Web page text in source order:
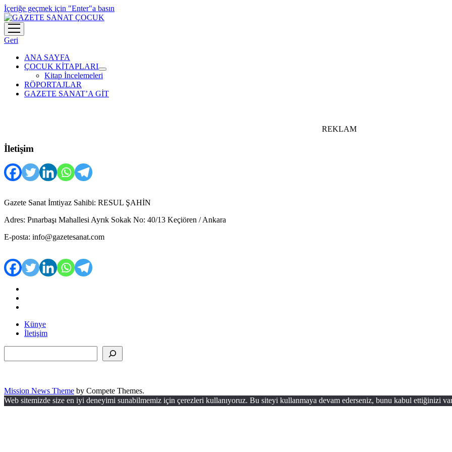
İçeriğe geçmek için "Enter"a basın
menüyü
aç
Geri
ANA SAYFA
ÇOCUK KİTAPLARI
menüyü
aç
Kitap İncelemeleri
RÖPORTAJLAR
GAZETE SANAT’A GİT
REKLAM
İletişim
Gazete Sanat İmtiyaz Sahibi: RESUL ŞAHİN
Adres: Pınarbaşı Mahallesi Ayrık Sokak No: 40/13 Keçiören / Ankara
E-posta: info@gazetesanat.com
Künye
İletişim
Mission News Theme by Compete Themes.
Web sitemizde size en iyi deneyimi sunabilmemiz için çerezleri kullanıyoruz. Bu siteyi kullanmaya devam ederseniz, bunu kabul ettiğinizi